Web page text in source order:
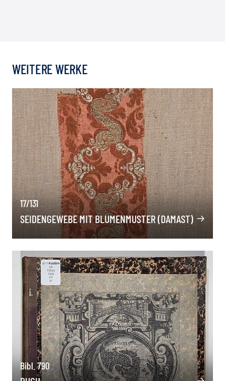
WEITERE WERKE
17/131
SEIDENGEWEBE MIT BLUMENMUSTER (DAMAST)
Bibl. 790